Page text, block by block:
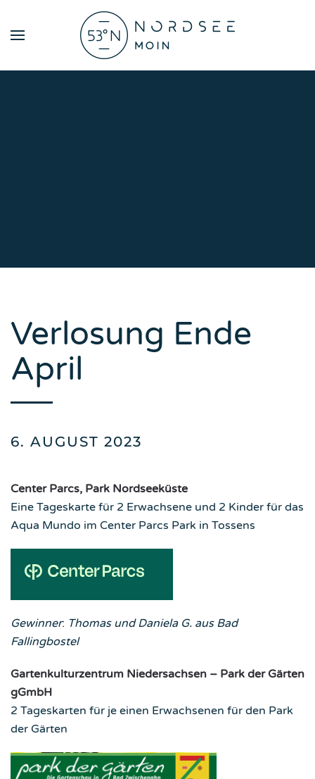
Zum Hauptinhalt springen
Verlosung Ende
April
6. AUGUST 2023
Center Parcs, Park Nordseeküste
Eine Tageskarte für 2 Erwachsene und 2 Kinder für das
Aqua Mundo im Center Parcs Park in Tossens
Gewinner: Thomas und Daniela G. aus Bad
Fallingbostel
Gartenkulturzentrum Niedersachsen – Park der Gärten
gGmbH
2 Tageskarten für je einen Erwachsenen für den Park
der Gärten